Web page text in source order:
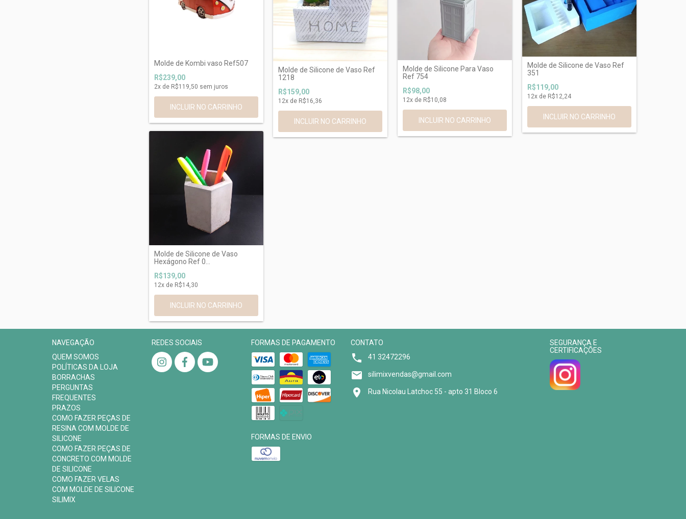
Molde de Kombi vaso Ref507
R$239,00
2x de R$119,50 sem juros
Molde de Silicone de Vaso Ref
1218
R$159,00
12x de R$16,36
Molde de Silicone Para Vaso
Ref 754
R$98,00
12x de R$10,08
Molde de Silicone de Vaso Ref
351
R$119,00
12x de R$12,24
Molde de Silicone de Vaso
Hexágono Ref 0...
R$139,00
12x de R$14,30
NAVEGAÇÃO
QUEM SOMOS
POLÍTICAS DA LOJA
BORRACHAS
PERGUNTAS
FREQUENTES
PRAZOS
COMO FAZER PEÇAS DE
RESINA COM MOLDE DE
SILICONE
COMO FAZER PEÇAS DE
CONCRETO COM MOLDE
DE SILICONE
COMO FAZER VELAS
COM MOLDE DE SILICONE
SILIMIX
REDES SOCIAIS FORMAS DE PAGAMENTO
FORMAS DE ENVIO
CONTATO
41 32472296
silimixvendas@gmail.com
Rua Nicolau Latchoc 55 - apto 31 Bloco 6
SEGURANÇA E
CERTIFICAÇÕES